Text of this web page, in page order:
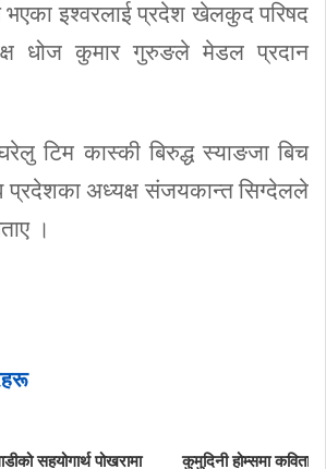
भएका इश्वरलाई प्रदेश खेलकुद परिषद
धोज कुमार गुरुङले मेडल प्रदान
टिम कास्की बिरुद्ध स्याङजा बिच
अध्यक्ष संजयकान्त सिग्देलले
।
कविता वाचन सम्पन्न
गण्डकी